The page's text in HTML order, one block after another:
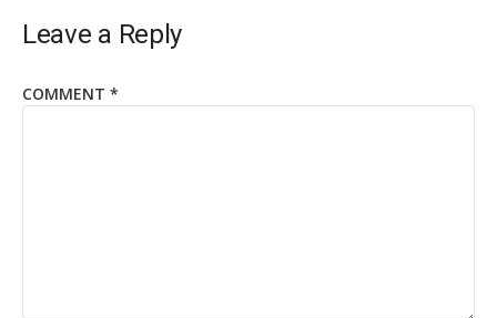
Leave a Reply
COMMENT *